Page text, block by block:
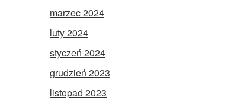
marzec 2024
luty 2024
styczeń 2024
grudzień 2023
listopad 2023